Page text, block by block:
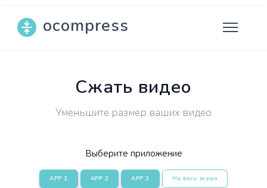
ocompress
Сжать видео
Уменьшите размер ваших видео
Выберите приложение
APP 1 APP 2 APP 3 На весь экран